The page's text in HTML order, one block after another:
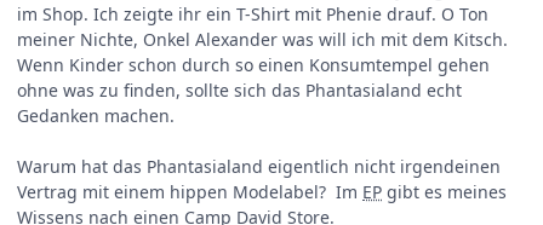
im Shop. Ich zeigte ihr ein T-Shirt mit Phenie drauf. O Ton
meiner Nichte, Onkel Alexander was will ich mit dem Kitsch.
Wenn Kinder schon durch so einen Konsumtempel gehen
ohne was zu finden, sollte sich das Phantasialand echt
Gedanken machen.
Warum hat das Phantasialand eigentlich nicht irgendeinen
Vertrag mit einem hippen Modelabel? Im EP gibt es meines
Wissens nach einen Camp David Store.